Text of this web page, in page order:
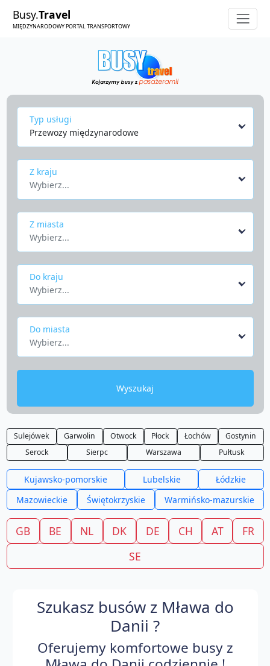
Busy.Travel
MIĘDZYNARODOWY PORTAL TRANSPORTOWY
Typ usługi
Przewozy międzynarodowe
Z kraju
Wybierz...
Z miasta
Wybierz...
Do kraju
Wybierz...
Do miasta
Wybierz...
Wyszukaj
Sulejówek Garwolin Otwock Płock Łochów
Gostynin
Serock
Sierpc Warszawa Pułtusk
Kujawsko-pomorskie Lubelskie
Łódzkie
Mazowieckie
Świętokrzyskie Warmińsko-mazurskie
GB BE NL DK DE CH AT
FR
SE
Szukasz busów z Mława do
Danii ?
Oferujemy komfortowe busy z